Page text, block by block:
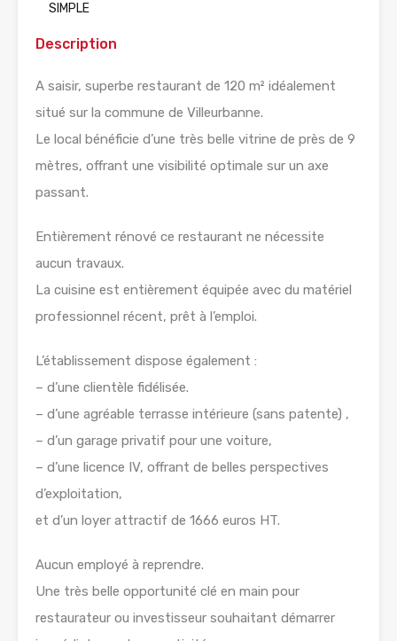
SIMPLE
Description
A saisir, superbe restaurant de 120 m² idéalement
situé sur la commune de Villeurbanne.
Le local bénéficie d’une très belle vitrine de près de 9
mètres, offrant une visibilité optimale sur un axe
passant.
Entièrement rénové ce restaurant ne nécessite
aucun travaux.
La cuisine est entièrement équipée avec du matériel
professionnel récent, prêt à l’emploi.
L’établissement dispose également :
– d’une clientèle fidélisée.
– d’une agréable terrasse intérieure (sans patente) ,
– d’un garage privatif pour une voiture,
– d’une licence IV, offrant de belles perspectives
d’exploitation,
et d’un loyer attractif de 1666 euros HT.
Aucun employé à reprendre.
Une très belle opportunité clé en main pour
restaurateur ou investisseur souhaitant démarrer